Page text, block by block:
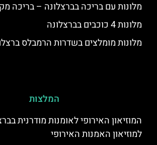
מלונות עם בריכה בברצלונה – בריכה
מלונות 4 כוכבים בברצלונה
מלונות מומלצים בשדרות הרמבלס
המלצות
המוזיאון האירופי לאומנות מודרנית
למוזיאון האמנות האירופי